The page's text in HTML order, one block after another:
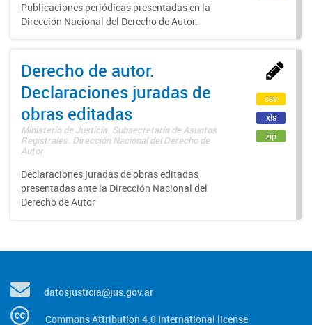
Publicaciones periódicas presentadas en la
Dirección Nacional del Derecho de Autor.
Derecho de autor.
Declaraciones juradas de
obras editadas
Ministerio de Justicia. Subsecretaría de Asuntos
Registrales. Dirección Nacional del Derecho de
Autor
Declaraciones juradas de obras editadas
presentadas ante la Dirección Nacional del
Derecho de Autor
csv
xls
zip
datosjusticia@jus.gov.ar
Commons Attribution 4.0 International license